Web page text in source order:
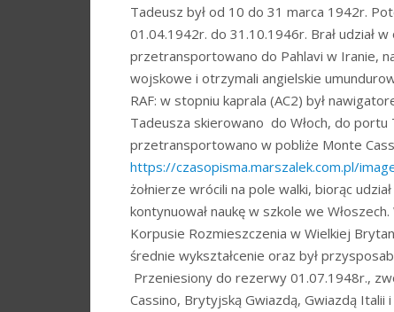
Tadeusz był od 10 do 31 marca 1942r.
01.04.1942r. do 31.10.1946r. Brał udział
przetransportowano do Pahlavi w Iranie,
wojskowe i otrzymali angielskie
RAF: w stopniu kaprala (AC2) był
Tadeusza skierowano do Włoch, do
przetransportowano w pobliże Monte
https://czasopisma.marszalek.com.pl/
żołnierze wrócili na pole walki, biorąc
kontynuował naukę w szkole we
Korpusie Rozmieszczenia w Wielkiej
średnie wykształcenie oraz był
Przeniesiony do rezerwy 01.07.1948r.,
Cassino, Brytyjską Gwiazdą, Gwiazdą